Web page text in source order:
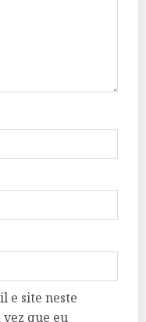
e site neste
que eu